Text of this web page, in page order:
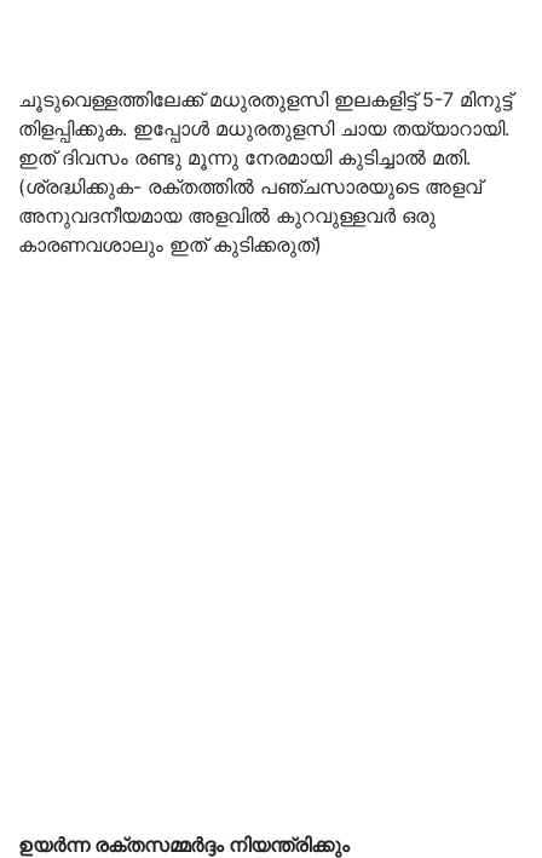
ചൂടുവെള്ളത്തിലേക്ക് മധുരതുളസി ഇലകളിട്ട് 5-7 മിനുട്ട്
തിളപ്പിക്കുക. ഇപ്പോള്‍ മധുരതുളസി ചായ തയ്യാറായി.
ഇത് ദിവസം രണ്ടു മൂന്നു നേരമായി കുടിച്ചാല്‍ മതി.
(ശ്രദ്ധിക്കുക- രക്തത്തില്‍ പഞ്ചസാരയുടെ അളവ്
അനുവദനീയമായ അളവില്‍ കുറവുള്ളവര്‍ ഒരു
കാരണവശാലും ഇത് കുടിക്കരുത്)
ഉയര്‍ന്ന രക്തസമ്മര്‍ദ്ദം നിയന്ത്രിക്കും